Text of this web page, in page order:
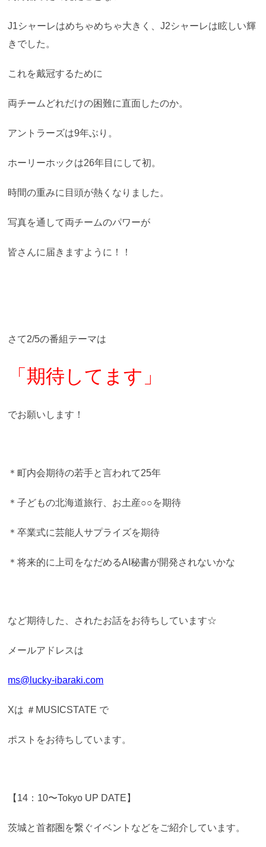
J1シャーレはめちゃめちゃ大きく、J2シャーレは眩しい輝
きでした。
これを戴冠するために
両チームどれだけの困難に直面したのか。
アントラーズは9年ぶり。
ホーリーホックは26年目にして初。
時間の重みに目頭が熱くなりました。
写真を通して両チームのパワーが
皆さんに届きますように！！
さて2/5の番組テーマは
「期待してます」
でお願いします！
＊町内会期待の若手と言われて25年
＊子どもの北海道旅行、お土産○○を期待
＊卒業式に芸能人サプライズを期待
＊将来的に上司をなだめるAI秘書が開発されないかな
など期待した、されたお話をお待ちしています☆
メールアドレスは
ms@lucky-ibaraki.com
Xは ＃MUSICSTATE で
ポストをお待ちしています。
【14：10〜Tokyo UP DATE】
茨城と首都圏を繋ぐイベントなどをご紹介しています。